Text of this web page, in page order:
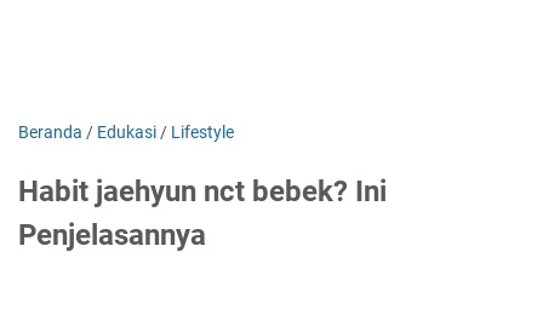
Beranda / Edukasi / Lifestyle
Habit jaehyun nct bebek? Ini
Penjelasannya